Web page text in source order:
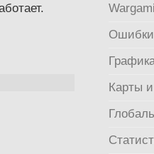
Ошибки
Карты и